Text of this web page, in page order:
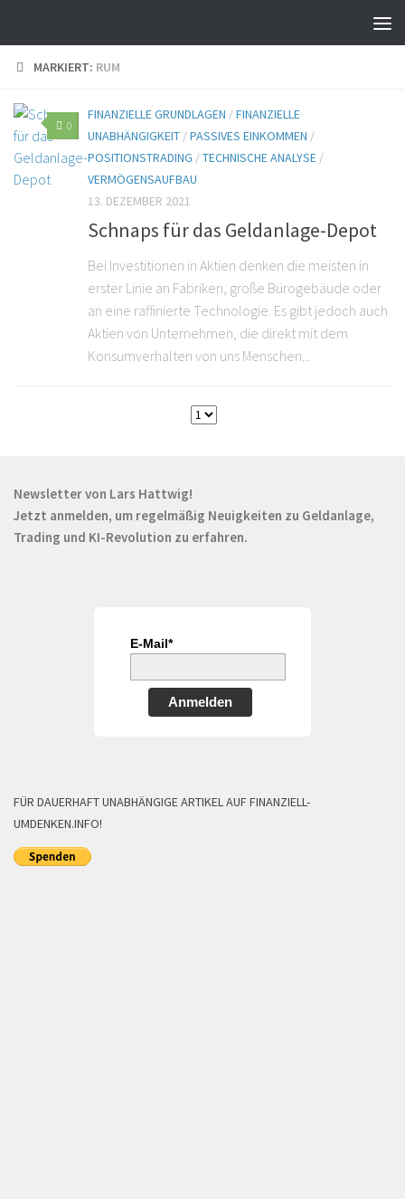
MARKIERT: RUM
0
FINANZIELLE GRUNDLAGEN /FINANZIELLE
UNABHÄNGIGKEIT /PASSIVES EINKOMMEN /
POSITIONSTRADING /TECHNISCHE ANALYSE /
VERMÖGENSAUFBAU
13. DEZEMBER 2021
Schnaps für das Geldanlage-Depot
Bei Investitionen in Aktien denken die meisten in
erster Linie an Fabriken, große Bürogebäude oder
an eine raffinierte Technologie. Es gibt jedoch auch
Aktien von Unternehmen, die direkt mit dem
Konsumverhalten von uns Menschen...
Newsletter von Lars Hattwig!
Jetzt anmelden, um regelmäßig Neuigkeiten zu Geldanlage,
Trading und KI-Revolution zu erfahren.
E-Mail*
Anmelden
FÜR DAUERHAFT UNABHÄNGIGE ARTIKEL AUF FINANZIELL-
UMDENKEN.INFO!